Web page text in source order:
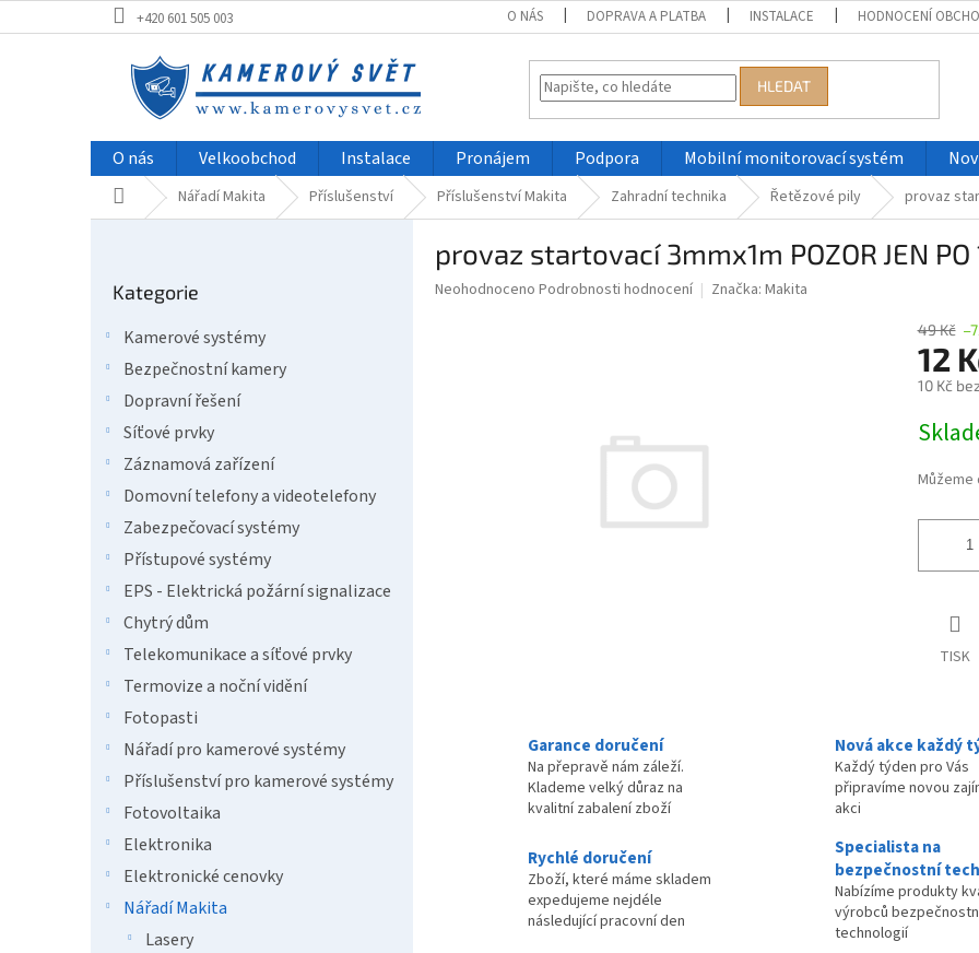
na
+420 601 505 003 O NÁS DOPRAVA A PLATBA INSTALACE HODNOCENÍ
HLEDAT
O nás Velkoobchod Instalace Pronájem Podpora Mobilní monitorovací systém
Domů Nářadí Makita Příslušenství Příslušenství Makita Zahradní technika Řetězové pily provaz
kategorie
Kategorie
Kamerové systémy
Bezpečnostní kamery
Dopravní řešení
Síťové prvky
Záznamová zařízení
Domovní telefony a videotelefony
Zabezpečovací systémy
Přístupové systémy
EPS - Elektrická požární signalizace
Chytrý dům
Telekomunikace a síťové prvky
Termovize a noční vidění
Fotopasti
Nářadí pro kamerové systémy
Příslušenství pro kamerové systémy
Fotovoltaika
Elektronika
Elektronické cenovky
Nářadí Makita
Lasery
provaz startovací 3mmx1m POZOR JEN PO
Průměrné
Neohodnoceno Podrobnosti hodnocení Značka: Makita
49 Kč
12
10 Kč
cena:
Můžeme
TISK
Garance doručení
Na přepravě nám záleží.
Klademe velký důraz na
kvalitní zabalení zboží
Nová akce každý
Každý týden pro Vás
připravíme novou
akci
Rychlé doručení
Zboží, které máme skladem
expedujeme nejdéle
následující pracovní den
Specialista na
bezpečnostní
Nabízíme produkty
výrobců
technologií